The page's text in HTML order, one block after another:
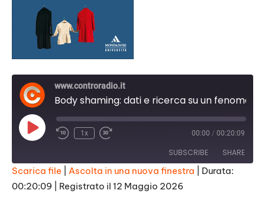
www.controradio.it
Play
Episode
1x 00:00 / 00:20:09
SUBSCRIBE SHARE
SHARE
Scarica file Ascolta in una nuova finestra
Durata:
00:20:09
Registrato il 12 Maggio 2026